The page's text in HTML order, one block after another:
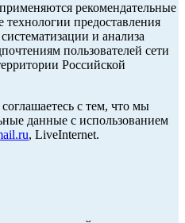
рекомендательные
предоставления
и анализа
пользователей сети
Российской
с тем, что мы
данные с использованием
, LiveInternet.